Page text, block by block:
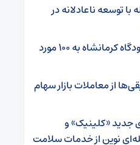
با توسعه ناعادلانه در
افزایش پروازهای فرودگاه کرمانشاه به ۱۰۰ مورد
از معاملات بازار سهام
جدید «کلینیک» و
نوین از خدمات سلامت